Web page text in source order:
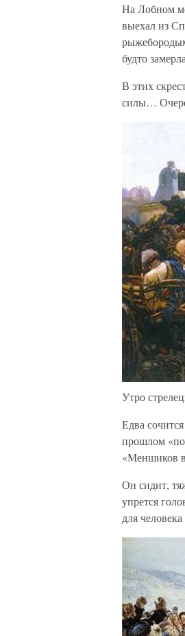
На Лобном
выехал из
будто
В этих
силы…
Утро
Едва
прошлом
«Меншиков
Он сидит,
упрется
для